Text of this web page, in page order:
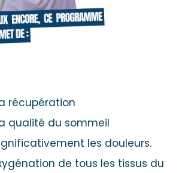
récupération
qualité du sommeil
les douleurs.
de tous les tissus du